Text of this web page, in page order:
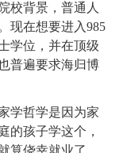
校背景，普通人
现在想要进入985
学位，并在顶级
普遍要求海归博
哲学是因为家
的孩子学这个，